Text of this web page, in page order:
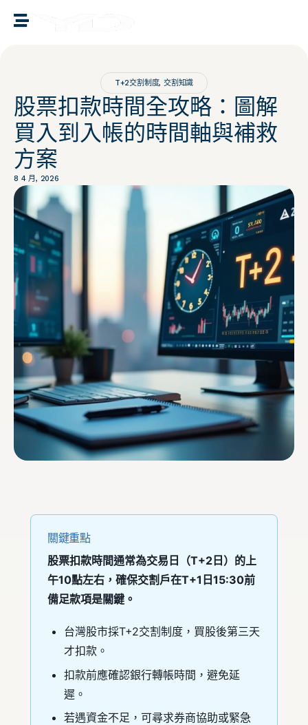
T+2交割制度, 交割知識
股票扣款時間全攻略：圖解
買入到入帳的時間軸與補救
方案
8 4 月, 2026
關鍵重點
股票扣款時間通常為交易日（T+2日）的上
午10點左右，確保交割戶在T+1日15:30前
備足款項是關鍵。
台灣股市採T+2交割制度，買股後第三天
才扣款。
扣款前應確認銀行轉帳時間，避免延
遲。
若遇資金不足，可尋求券商協助或緊急